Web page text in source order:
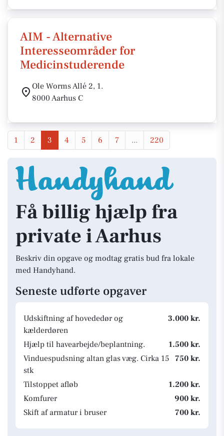
AIM - Alternative
Interesseområder for
Medicinstuderende
Ole Worms Allé 2, 1.
8000 Aarhus C
1 2 3 4 5 6 7 ... 220
Få billig hjælp fra
private i Aarhus
Beskriv din opgave og modtag gratis bud fra lokale
med Handyhand.
Seneste udførte opgaver
Udskiftning af hovededør og
kælderdøren
3.000 kr.
Hjælp til havearbejde/beplantning.
1.500 kr.
Vinduespudsning altan glas væg. Cirka 15
stk
750 kr.
Tilstoppet afløb
1.200 kr.
Komfurer
900 kr.
Skift af armatur i bruser
700 kr.